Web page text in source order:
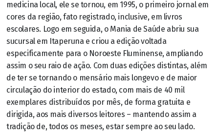
medicina local, ele se tornou, em 1995, o primeiro jornal em
cores da região, fato registrado, inclusive, em livros
escolares. Logo em seguida, o Mania de Saúde abriu sua
sucursal em Itaperuna e criou a edição voltada
especificamente para o Noroeste Fluminense, ampliando
assim o seu raio de ação. Com duas edições distintas, além
de ter se tornando o mensário mais longevo e de maior
circulação do interior do estado, com mais de 40 mil
exemplares distribuídos por mês, de forma gratuita e
dirigida, aos mais diversos leitores – mantendo assim a
tradição de, todos os meses, estar sempre ao seu lado.